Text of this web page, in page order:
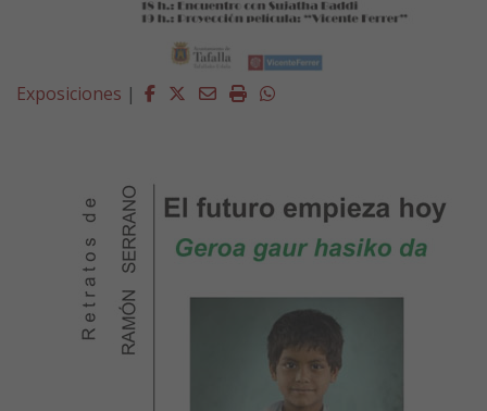
Exposiciones | Facebook
Twitter
EmailImprimirWhatsapp